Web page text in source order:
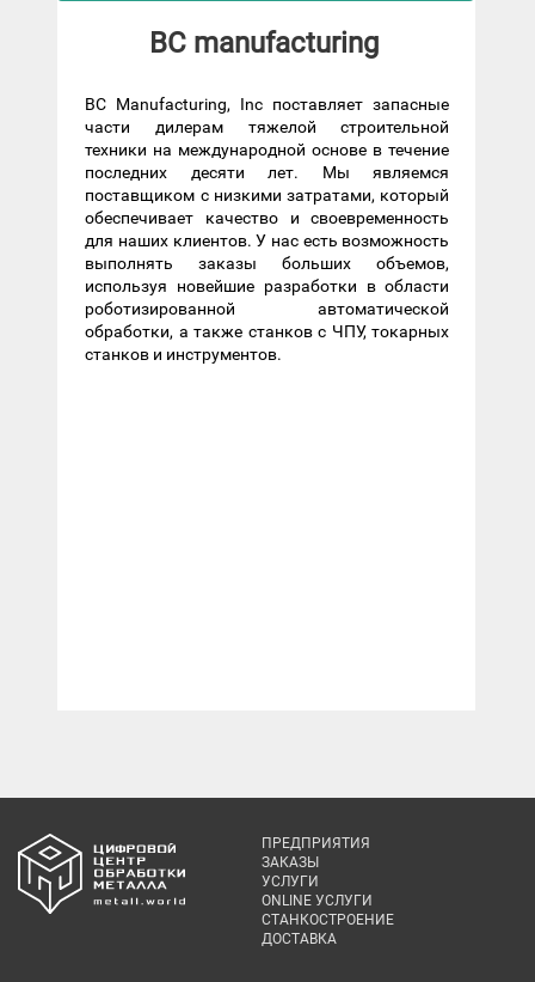
BC manufacturing
BC Manufacturing, Inc поставляет запасные
части дилерам тяжелой строительной
техники на международной основе в течение
последних десяти лет. Мы являемся
поставщиком с низкими затратами, который
обеспечивает качество и своевременность
для наших клиентов. У нас есть возможность
выполнять заказы больших объемов,
используя новейшие разработки в области
роботизированной автоматической
обработки, а также станков с ЧПУ, токарных
станков и инструментов.
ПРЕДПРИЯТИЯ
ЗАКАЗЫ
УСЛУГИ
ONLINE УСЛУГИ
СТАНКОСТРОЕНИЕ
ДОСТАВКА